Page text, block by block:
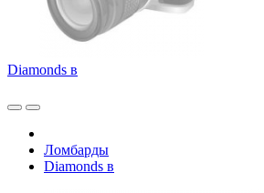
Diamonds в
Ломбарды
Diamonds в